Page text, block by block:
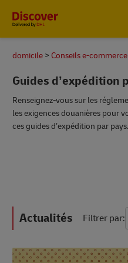
domicile Conseils e-commerce
Guides d’expédition
Renseignez-vous sur les
les exigences douanières pour
ces guides d’expédition par pays.
Actualités Filtrer par